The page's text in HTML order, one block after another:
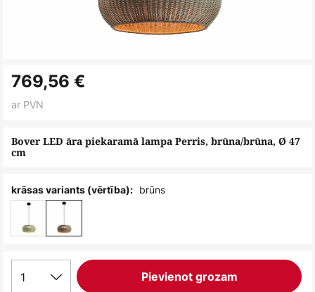
uz
galerijas
Bover LED āra piekaramā lampa Perris, brūna/brūna, Ø 47
cm
769,56 €
ar PVN
krāsas variants (vērtība): brūns
1 Pievienot grozam